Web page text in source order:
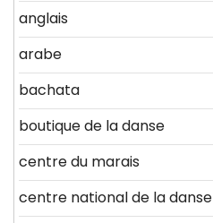
anglais
arabe
bachata
boutique de la danse
centre du marais
centre national de la danse